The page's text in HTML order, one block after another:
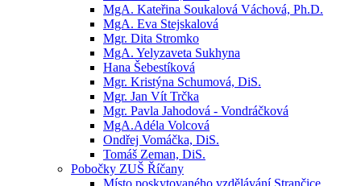
MgA. Kateřina Soukalová Váchová, Ph.D.
MgA. Eva Stejskalová
Mgr. Dita Stromko
MgA. Yelyzaveta Sukhyna
Hana Šebestíková
Mgr. Kristýna Schumová, DiS.
Mgr. Jan Vít Trčka
Mgr. Pavla Jahodová - Vondráčková
MgA.Adéla Volcová
Ondřej Vomáčka, DiS.
Tomáš Zeman, DiS.
Pobočky ZUŠ Říčany
Místo poskytovaného vzdělávání Strančice